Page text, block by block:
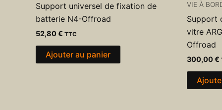
Support universel de fixation de
batterie N4-Offroad
52,80€ TTC
Ajouter au panier
VIE À
Support
vitre
Offroad
300,00€